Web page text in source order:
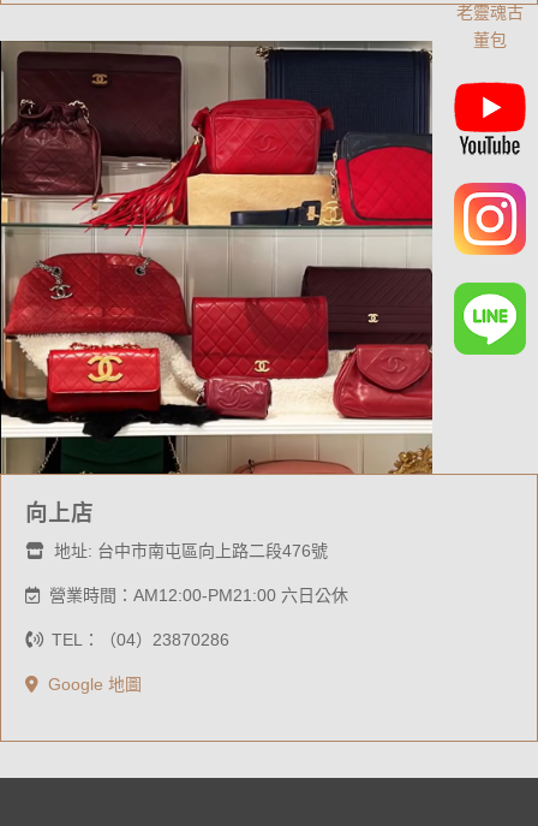
向上店
地址: 台中市南屯區向上路二段476號
營業時間：AM12:00-PM21:00 六日公休
TEL：（04）23870286
Google 地圖
老靈魂古
董包